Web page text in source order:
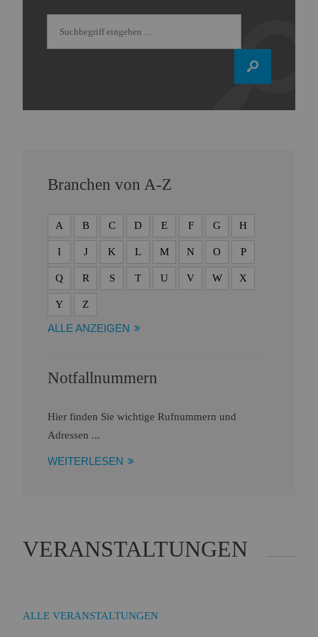
Branchen von A-Z
A B C D E F G H
I J K L M N O P
Q R S T U V W X
Y Z
ALLE ANZEIGEN
Notfallnummern
Hier finden Sie wichtige Rufnummern und
Adressen ...
WEITERLESEN
VERANSTALTUNGEN
ALLE VERANSTALTUNGEN